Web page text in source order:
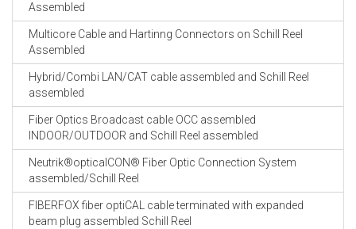
Assembled
Multicore Cable and Hartinng Connectors on Schill Reel
Assembled
Hybrid/Combi LAN/CAT cable assembled and Schill Reel
assembled
Fiber Optics Broadcast cable OCC assembled
INDOOR/OUTDOOR and Schill Reel assembled
Neutrik®opticalCON® Fiber Optic Connection System
assembled/Schill Reel
FIBERFOX fiber optiCAL cable terminated with expanded
beam plug assembled Schill Reel